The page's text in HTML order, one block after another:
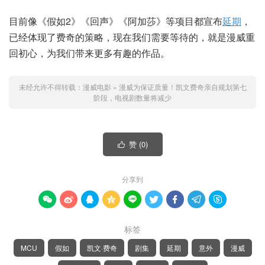
目前像《假如2》《回声》《阿加莎》等项目都宣布延期 ，
已经体现了费奇的策略，现在我们需要等待的，就是漫威重
回初心，为我们带来更多有趣的作品。
未经允许不得转载： 漫威电影 » 漫威为保证质量！凯文费奇亲自规划第七
阶段，电视剧数量将减少
 赞 (0)
分享到
        
标签
MCU 假如 凯文·费奇 剧集 延期 意外 漫威